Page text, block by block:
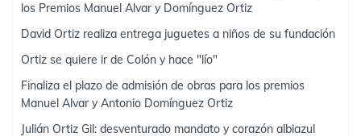
los Premios Manuel Alvar y Domínguez Ortiz
David Ortiz realiza entrega juguetes a niños de su fundación
Ortiz se quiere ir de Colón y hace "lío"
Finaliza el plazo de admisión de obras para los premios
Manuel Alvar y Antonio Domínguez Ortiz
Julián Ortiz Gil: desventurado mandato y corazón albiazul